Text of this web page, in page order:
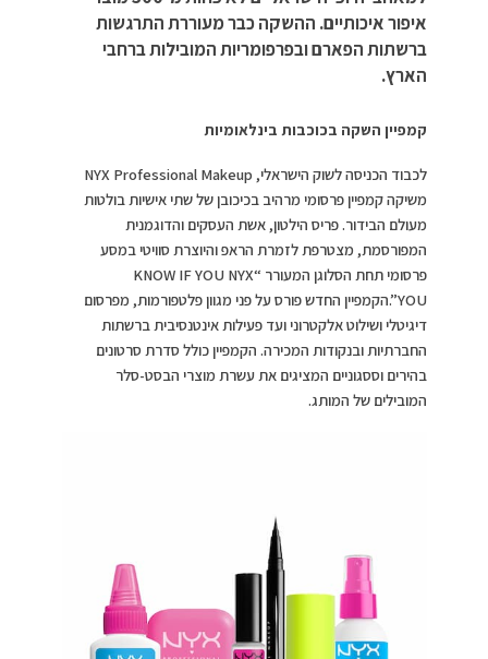
איפור איכותיים. ההשקה כבר מעוררת התרגשות
ברשתות הפארם ובפרפומריות המובילות ברחבי
הארץ.
קמפיין השקה בכוכבות בינלאומיות
לכבוד הכניסה לשוק הישראלי, NYX Professional Makeup
משיקה קמפיין פרסומי מרהיב בכיכובן של שתי אישיות בולטות
מעולם הבידור. פריס הילטון, אשת העסקים והדוגמנית
המפורסמת, מצטרפת לזמרת הראפ והיוצרת סוויטי במסע
פרסומי תחת הסלוגן המעורר “KNOW IF YOU NYX
YOU”.הקמפיין החדש פורס על פני מגוון פלטפורמות, מפרסום
דיגיטלי ושילוט אלקטרוני ועד פעילות אינטנסיבית ברשתות
החברתיות ובנקודות המכירה. הקמפיין כולל סדרת סרטונים
בהירים וססגוניים המציגים את עשרת מוצרי הבסט-סלר
המובילים של המותג.